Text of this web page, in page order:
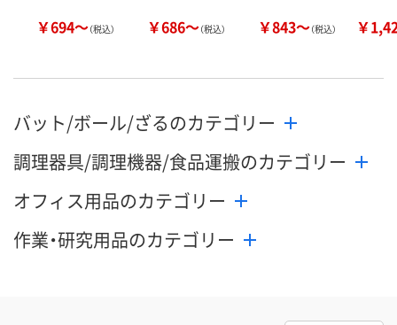
￥694～（税込） ￥686～（税込） ￥843～（税込） ￥
バット/ボール/ざるのカテゴリー
調理器具/調理機器/食品運搬のカテゴリー
オフィス用品のカテゴリー
作業・研究用品のカテゴリー